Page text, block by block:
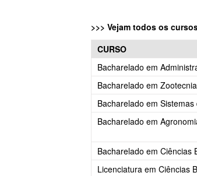
>>> Vejam todos os
CURSO
Bacharelado em
Bacharelado em Zootecnia
Bacharelado em
Bacharelado em
Bacharelado em Ciências
Licenciatura em Ciências